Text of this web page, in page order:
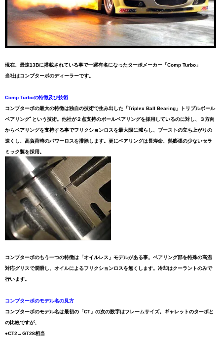
現在、最速13Bに搭載されている事で一躍有名になったターボメーカー「Comp Turbo」
当社はコンプターボのディーラーです。
Comp Turboの特徴及び技術
コンプターボの最大の特徴は独自の技術で生み出した「Triplex Ball Bearing」トリプルボール
ベアリングﾞという技術。他社が２点支持のボールベアリングを採用しているのに対し、３方向
からベアリングを支持する事でフリクションロスを最大限に減らし、ブーストの立ち上がりの
速くし、高負荷時のパワーロスを排除します。更にベアリングは長寿命、熱膨張の少ないセラ
ミック製を採用。
コンプターボのもう一つの特徴は「オイルレス」モデルがある事。ベアリング部を特殊の高温
対応グリスで潤滑し、オイルによるフリクションロスを無くします。冷却はクーラントのみで
行います。
コンプターボのモデル名の見方
コンプターボのモデル名は最初の「CT」の次の数字はフレームサイズ。ギャレットのターボと
の比較ですが、
●CT2→GT28相当